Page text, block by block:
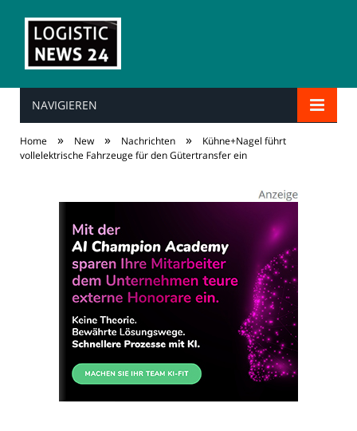
NAVIGIEREN
Home » New » Nachrichten »
Kühne+Nagel führt
vollelektrische Fahrzeuge für den Gütertransfer ein